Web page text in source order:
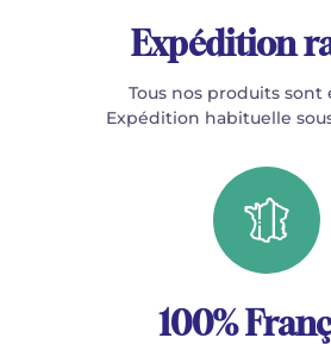
Expédition
Tous nos produits sont
Expédition habituelle
100%